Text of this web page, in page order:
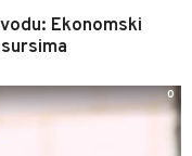
Ekonomski
0